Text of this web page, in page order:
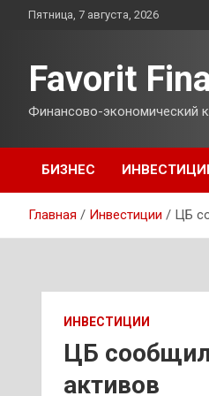
ПерейтиПятница, 7 августа, 2026
Favorit
Финансово-экономический
БИЗНЕС
Главная Инвестиции ЦБ
ИНВЕСТИЦИИ
ЦБ сообщил
активов